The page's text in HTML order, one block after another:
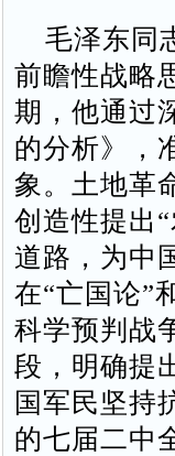
毛泽东同
前瞻性战略
期，他通过
的分析》，
象。土地革
创造性提出
道路，为中
在“亡国论”
科学预判战
段，明确提
国军民坚持
的七届二中